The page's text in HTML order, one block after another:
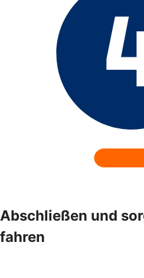
Abschließen und
fahren